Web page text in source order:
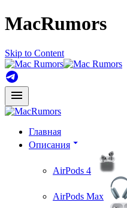
MacRumors
Skip to Content
Главная
Описания
AirPods 4
AirPods Max